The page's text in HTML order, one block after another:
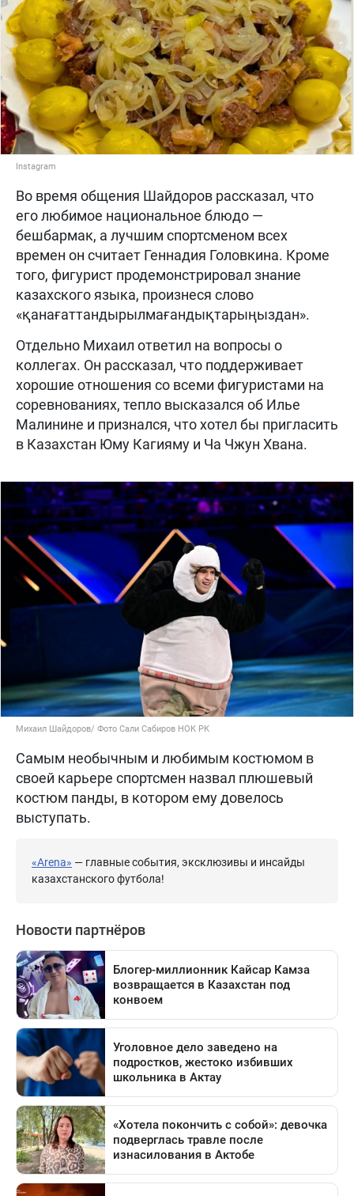
Instagram
Во время общения Шайдоров рассказал, что
его любимое национальное блюдо —
бешбармак, а лучшим спортсменом всех
времен он считает Геннадия Головкина. Кроме
того, фигурист продемонстрировал знание
казахского языка, произнеся слово
«қанағаттандырылмағандықтарыңыздан».
Отдельно Михаил ответил на вопросы о
коллегах. Он рассказал, что поддерживает
хорошие отношения со всеми фигуристами на
соревнованиях, тепло высказался об Илье
Малинине и признался, что хотел бы пригласить
в Казахстан Юму Кагияму и Ча Чжун Хвана.
Михаил Шайдоров/ Фото Сали Сабиров НОК РК
Самым необычным и любимым костюмом в
своей карьере спортсмен назвал плюшевый
костюм панды, в котором ему довелось
выступать.
«Arena» — главные события, эксклюзивы и инсайды
казахстанского футбола!